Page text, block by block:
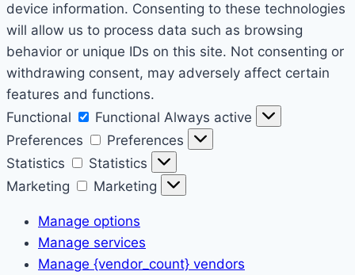
device information. Consenting to these technologies
will allow us to process data such as browsing
behavior or unique IDs on this site. Not consenting or
withdrawing consent, may adversely affect certain
features and functions.
Functional
Functional Always active
Preferences
Preferences
Statistics
Statistics
Marketing
Marketing
Manage options
Manage services
Manage {vendor_count} vendors